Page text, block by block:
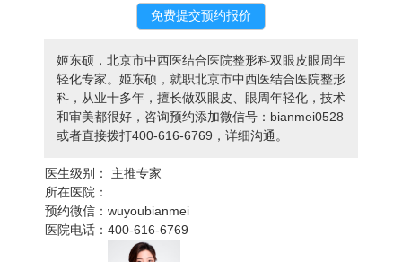
姬东硕，北京市中西医结合医院整形科双眼皮眼周年
轻化专家。姬东硕，就职北京市中西医结合医院整形
科，从业十多年，擅长做双眼皮、眼周年轻化，技术
和审美都很好，咨询预约添加微信号：bianmei0528
或者直接拨打400-616-6769，详细沟通。
医生级别：
主推专家
所在医院：
预约微信：wuyoubianmei
医院电话：400-616-6769